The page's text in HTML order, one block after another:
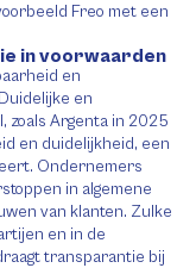
Freo met een
in voorwaarden
en
en
zoals Argenta in 2025
en duidelijkheid, een
Ondernemers
in algemene
van klanten. Zulke
en in de
transparantie bij